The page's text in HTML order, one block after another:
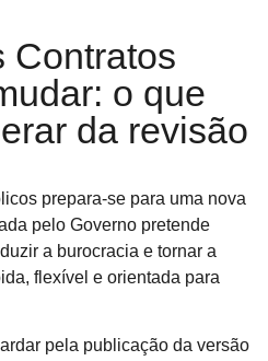
Contratos
o que
da revisão
prepara-se para uma nova
pelo Governo pretende
a burocracia e tornar a
flexível e orientada para
pela publicação da versão